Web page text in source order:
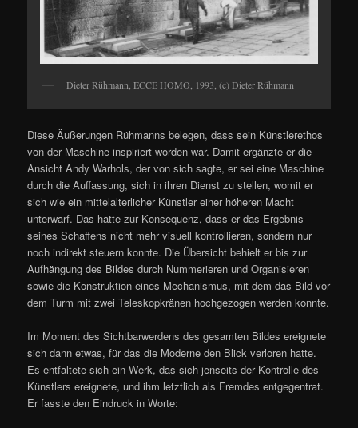
Dieter Rühmann, ECCE HOMO, 1993, (c) Dieter Rühmann
Diese Äußerungen Rühmanns belegen, dass sein Künstlerethos
von der Maschine inspiriert worden war. Damit ergänzte er die
Ansicht Andy Warhols, der von sich sagte, er sei eine Maschine
durch die Auffassung, sich in ihren Dienst zu stellen, womit er
sich wie ein mittelalterlicher Künstler einer höheren Macht
unterwarf. Das hatte zur Konsequenz, dass er das Ergebnis
seines Schaffens nicht mehr visuell kontrollieren, sondern nur
noch indirekt steuern konnte. Die Übersicht behielt er bis zur
Aufhängung des Bildes durch Nummerieren und Organisieren
sowie die Konstruktion eines Mechanismus, mit dem das Bild vor
dem Turm mit zwei Teleskopkränen hochgezogen werden konnte.
Im Moment des Sichtbarwerdens des gesamten Bildes ereignete
sich dann etwas, für das die Moderne den Blick verloren hatte.
Es entfaltete sich ein Werk, das sich jenseits der Kontrolle des
Künstlers ereignete, und ihm letztlich als Fremdes entgegentrat.
Er fasste den Eindruck in Worte: